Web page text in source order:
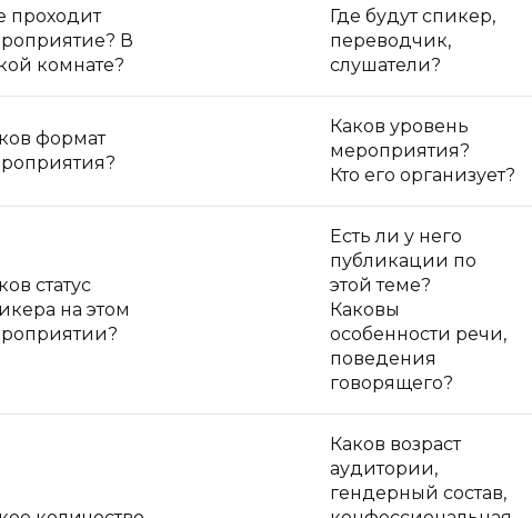
проходит
В
комнате?
Где будут спикер,
переводчик,
слушатели?
формат
Каков уровень
мероприятия?
Кто его организует?
статус
на этом
Есть ли у него
публикации по
этой теме?
Каковы
особенности речи,
поведения
говорящего?
Каков возраст
аудитории,
гендерный состав,